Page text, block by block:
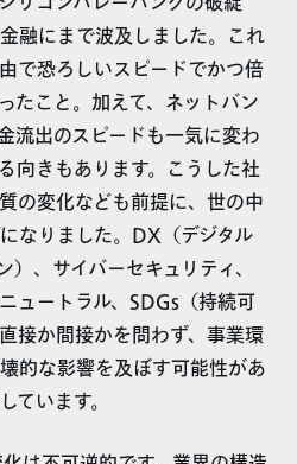
融にまで波及しました。これ
で恐ろしいスピードでかつ倍
たこと。加えて、ネットバン
流出のスピードも一気に変わ
向きもあります。こうした社
の変化なども前提に、世の中
なりました。DX（デジタル
）、サイバーセキュリティ、
ュートラル、SDGs（持続可
接か間接かを問わず、事業環
的な影響を及ぼす可能性があ
ています。